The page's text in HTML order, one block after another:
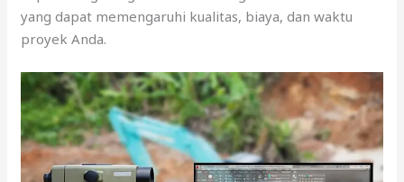
yang dapat memengaruhi kualitas, biaya, dan waktu
proyek Anda.